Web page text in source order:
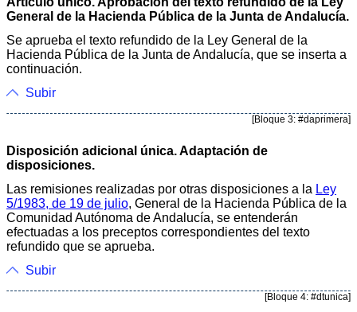
General de la Hacienda Pública de la Junta de Andalucía.
Se aprueba el texto refundido de la Ley General de la
Hacienda Pública de la Junta de Andalucía, que se inserta a
continuación.
Subir
[Bloque 3: #daprimera]
Disposición adicional única. Adaptación de
disposiciones.
Las remisiones realizadas por otras disposiciones a la Ley
5/1983, de 19 de julio, General de la Hacienda Pública de la
Comunidad Autónoma de Andalucía, se entenderán
efectuadas a los preceptos correspondientes del texto
refundido que se aprueba.
Subir
[Bloque 4: #dtunica]